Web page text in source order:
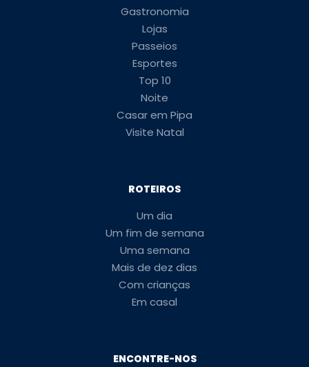
Gastronomia
Lojas
Passeios
Esportes
Top 10
Noite
Casar em Pipa
Visite Natal
ROTEIROS
Um dia
Um fim de semana
Uma semana
Mais de dez dias
Com crianças
Em casal
ENCONTRE-NOS